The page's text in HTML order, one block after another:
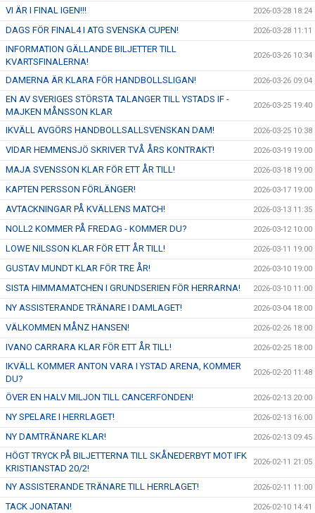
VI ÄR I FINAL IGEN!!! 2026-03-28 18:24
DAGS FÖR FINAL4 I ATG SVENSKA CUPEN! 2026-03-28 11:11
INFORMATION GÄLLANDE BILJETTER TILL
KVARTSFINALERNA!
2026-03-26 10:34
DAMERNA ÄR KLARA FÖR HANDBOLLSLIGAN! 2026-03-26 09:04
EN AV SVERIGES STÖRSTA TALANGER TILL YSTADS IF -
MAJKEN MÅNSSON KLAR
2026-03-25 19:40
IKVÄLL AVGÖRS HANDBOLLSALLSVENSKAN DAM! 2026-03-25 10:38
VIDAR HEMMENSJÖ SKRIVER TVÅ ÅRS KONTRAKT! 2026-03-19 19:00
MAJA SVENSSON KLAR FÖR ETT ÅR TILL! 2026-03-18 19:00
KAPTEN PERSSON FÖRLÄNGER! 2026-03-17 19:00
AVTACKNINGAR PÅ KVÄLLENS MATCH! 2026-03-13 11:35
NOLL2 KOMMER PÅ FREDAG - KOMMER DU? 2026-03-12 10:00
LOWE NILSSON KLAR FÖR ETT ÅR TILL! 2026-03-11 19:00
GUSTAV MUNDT KLAR FÖR TRE ÅR! 2026-03-10 19:00
SISTA HIMMAMATCHEN I GRUNDSERIEN FÖR HERRARNA! 2026-03-10 11:00
NY ASSISTERANDE TRÄNARE I DAMLAGET! 2026-03-04 18:00
VÄLKOMMEN MÅNZ HANSEN! 2026-02-26 18:00
IVANO CARRARA KLAR FÖR ETT ÅR TILL! 2026-02-25 18:00
IKVÄLL KOMMER ANTON VARA I YSTAD ARENA, KOMMER
DU?
2026-02-20 11:48
ÖVER EN HALV MILJON TILL CANCERFONDEN! 2026-02-13 20:00
NY SPELARE I HERRLAGET! 2026-02-13 16:00
NY DAMTRÄNARE KLAR! 2026-02-13 09:45
HÖGT TRYCK PÅ BILJETTERNA TILL SKÅNEDERBYT MOT IFK
KRISTIANSTAD 20/2!
2026-02-11 21:05
NY ASSISTERANDE TRÄNARE TILL HERRLAGET! 2026-02-11 11:00
TACK JONATAN! 2026-02-10 14:41